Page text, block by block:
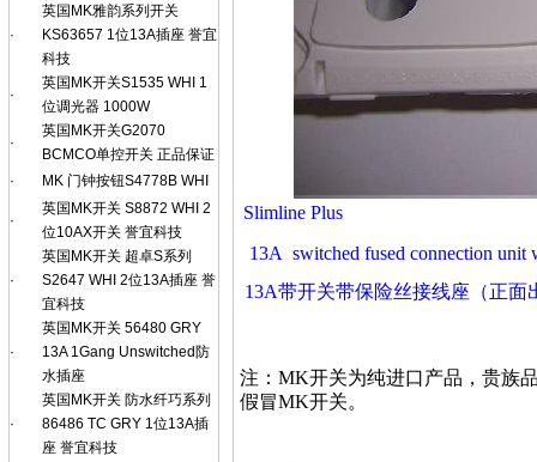
·
英国MK雅韵系列开关
KS63657 1位13A插座 誉宜
科技
·
英国MK开关S1535 WHI 1
位调光器 1000W
·
英国MK开关G2070
BCMCO单控开关 正品保证
·
MK 门钟按钮S4778B WHI
·
英国MK开关 S8872 WHI 2
位10AX开关 誉宜科技
·
英国MK开关 超卓S系列
S2647 WHI 2位13A插座 誉
宜科技
·
英国MK开关 56480 GRY
13A 1Gang Unswitched防
水插座
·
英国MK开关 防水纤巧系列
86486 TC GRY 1位13A插
座 誉宜科技
Slimline Plus
13A switched fused connection
13A带开关带保险丝接线座（正面
注：MK开关为纯进口产品，贵族
假冒MK开关。